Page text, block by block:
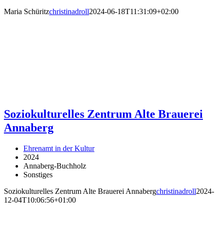
Maria Schüritzchristinadroll2024-06-18T11:31:09+02:00
Soziokulturelles Zentrum Alte Brauerei
Annaberg
Ehrenamt in der Kultur
2024
Annaberg-Buchholz
Sonstiges
Soziokulturelles Zentrum Alte Brauerei Annabergchristinadroll2024-
12-04T10:06:56+01:00